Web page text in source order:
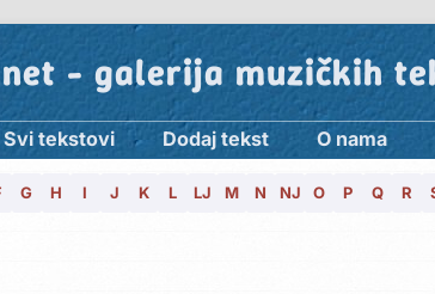
- galerija muzičkih
Svi tekstovi Dodaj tekst O nama
G H I J K L LJ M N NJ O P Q R